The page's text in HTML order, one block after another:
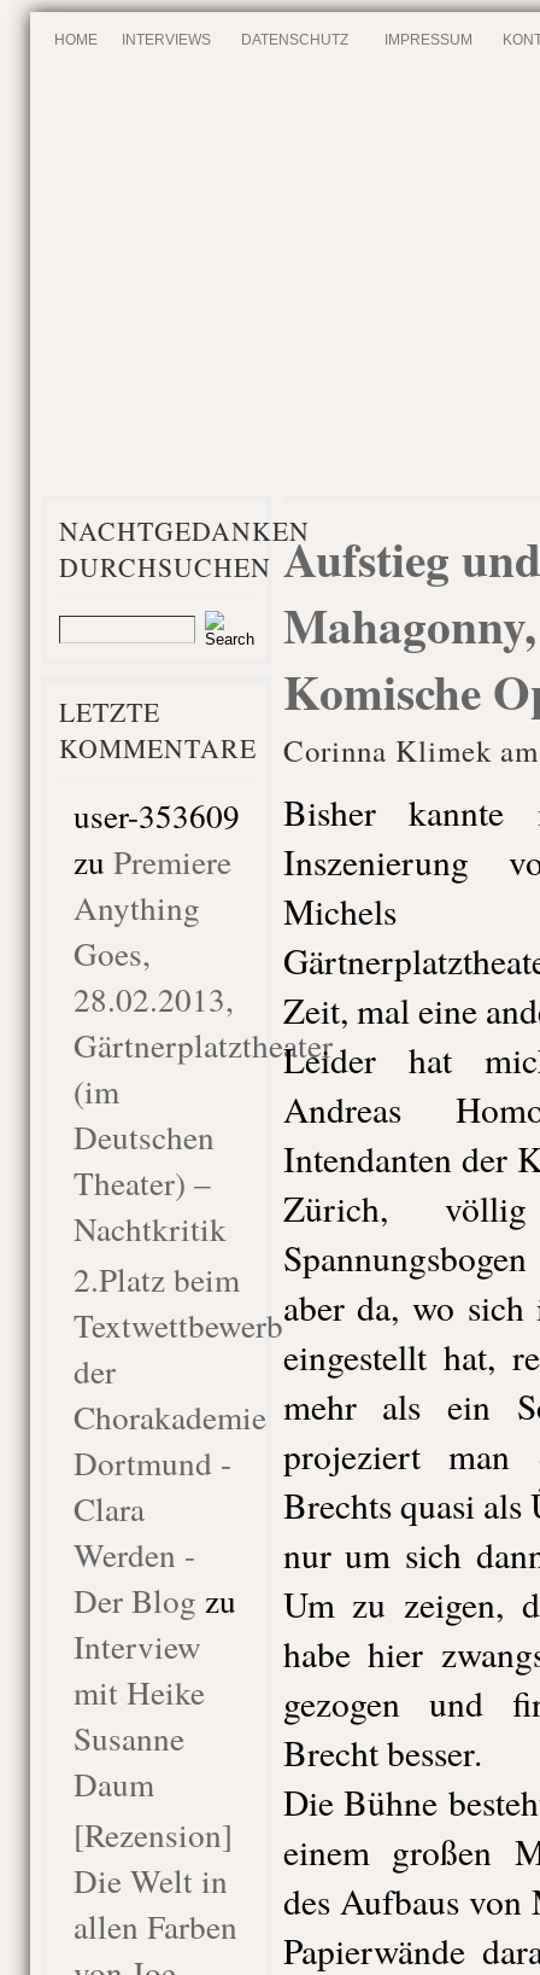
HOME INTERVIEWS DATENSCHUTZ IMPRESSUM
NACHTGEDANKEN
DURCHSUCHEN
LETZTE
KOMMENTARE
user-353609
zu Premiere
Anything
Goes,
28.02.2013,
Gärtnerplatztheater
(im
Deutschen
Theater) –
Nachtkritik
2.Platz beim
Textwettbewerb
der
Chorakademie
Dortmund -
Clara
Werden -
Der Blog zu
Interview
mit Heike
Susanne
Daum
[Rezension]
Die Welt in
allen Farben
Aufstieg
Komische
Corinna Klimek
Bisher
Inszenierung
Michels
Zeit, mal eine
Leider hat
Andreas
Intendanten der
Zürich,
aber da, wo sich
eingestellt hat,
mehr als ein
projeziert man
Brechts quasi
nur um sich
Um zu zeigen,
habe hier
gezogen und
Brecht besser.
Die Bühne
einem großen
des Aufbaus von
Papierwände